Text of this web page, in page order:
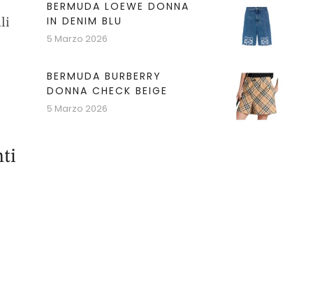
BERMUDA LOEWE DONNA
IN DENIM BLU
5 Marzo 2026
BERMUDA BURBERRY
DONNA CHECK BEIGE
5 Marzo 2026